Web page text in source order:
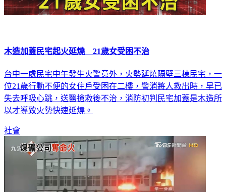
木造加蓋民宅起火延燒 21歲女受困不治
台中一處民宅中午發生火警意外，火勢延燒隔壁三棟民宅，一
位21歲行動不便的女住戶受困在二樓，警消將人救出時，早已
失去呼吸心跳，送醫搶救後不治，消防初判民宅加蓋是木造所
以才導致火勢快速延燒。
社會